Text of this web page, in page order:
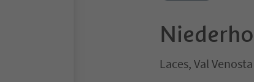
Laces, Val Venosta